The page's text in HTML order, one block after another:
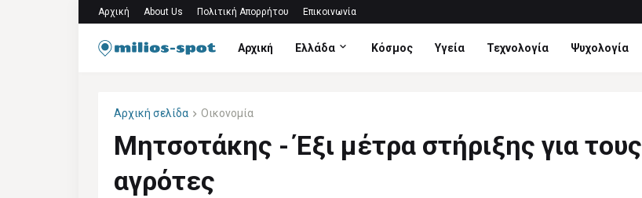
Αρχική About Us Πολιτική Απορρήτου Επικοινωνία
Αρχική Ελλάδα Κόσμος Υγεία Τεχνολογία Ψυχολογία
Αρχική σελίδα Οικονομία
Μητσοτάκης - Έξι μέτρα στήριξης για τους
αγρότες